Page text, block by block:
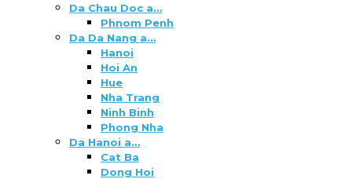
Da Chau Doc a…
Phnom Penh
Da Da Nang a…
Hanoi
Hoi An
Hue
Nha Trang
Ninh Binh
Phong Nha
Da Hanoi a…
Cat Ba
Dong Hoi